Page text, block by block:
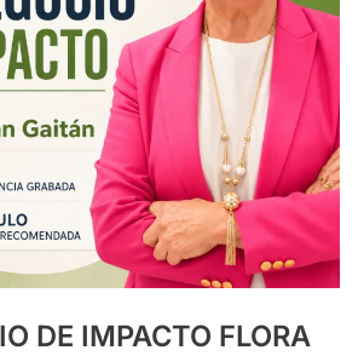
DE IMPACTO FLORA